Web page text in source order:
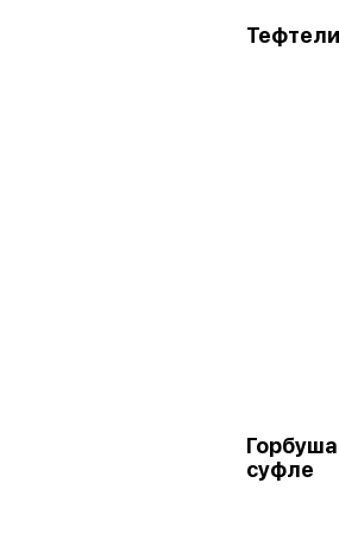
Тефтели
суфле